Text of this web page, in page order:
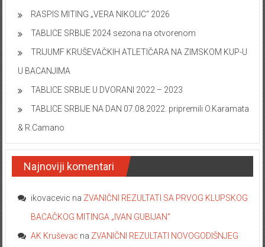
RASPIS MITING „VERA NIKOLIC“ 2026
TABLICE SRBIJE 2024 sezona na otvorenom
TRIJUMF KRUŠEVAČKIH ATLETIČARA NA ZIMSKOM KUP-U
U BACANJIMA
TABLICE SRBIJE U DVORANI 2022 – 2023
TABLICE SRBIJE NA DAN 07.08.2022. pripremili O.Karamata
& R.Camano
Najnoviji komentari
ikovacevic na ZVANIČNI REZULTATI SA PRVOG KLUPSKOG
BACAČKOG MITINGA „IVAN GUBIJAN“
AK Kruševac na ZVANIČNI REZULTATI NOVOGODIŠNJEG